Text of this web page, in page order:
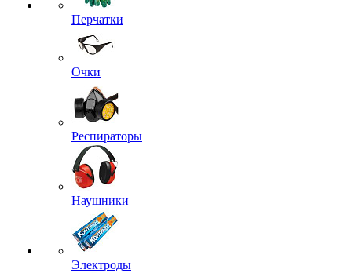
Перчатки
Очки
Респираторы
Наушники
Электроды